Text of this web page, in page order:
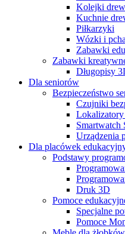
Kolejki
Kuchnie
Piłkarzyki
Wózki i
Zabawki
Zabawki
Długopisy
Dla seniorów
Bezpieczeństwo
Czujniki
Lokalizatory
Smartwatch
Urządzenia
Dla placówek
Podstawy
Druk 3D
Pomoce
Specjalne
Pomoce